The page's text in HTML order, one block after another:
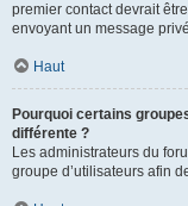
premier contact devrait
envoyant un message
Haut
Pourquoi certains
différente ?
Les administrateurs du
groupe d’utilisateurs afin